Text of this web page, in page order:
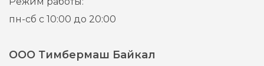
пн-сб с 10:00 до 20:00
ООО Тимбермаш Байкал